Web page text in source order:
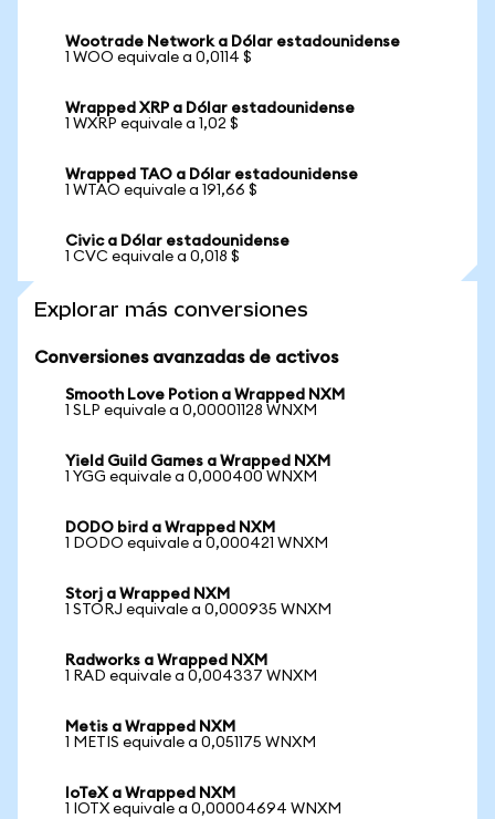
Wootrade Network a Dólar estadounidense
1 WOO equivale a 0,0114 $
Wrapped XRP a Dólar estadounidense
1 WXRP equivale a 1,02 $
Wrapped TAO a Dólar estadounidense
1 WTAO equivale a 191,66 $
Civic a Dólar estadounidense
1 CVC equivale a 0,018 $
Explorar más conversiones
Conversiones avanzadas de activos
Smooth Love Potion a Wrapped NXM
1 SLP equivale a 0,00001128 WNXM
Yield Guild Games a Wrapped NXM
1 YGG equivale a 0,000400 WNXM
DODO bird a Wrapped NXM
1 DODO equivale a 0,000421 WNXM
Storj a Wrapped NXM
1 STORJ equivale a 0,000935 WNXM
Radworks a Wrapped NXM
1 RAD equivale a 0,004337 WNXM
Metis a Wrapped NXM
1 METIS equivale a 0,051175 WNXM
IoTeX a Wrapped NXM
1 IOTX equivale a 0,00004694 WNXM